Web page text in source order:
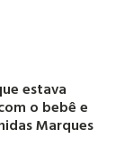
estava
o bebê e
Marques